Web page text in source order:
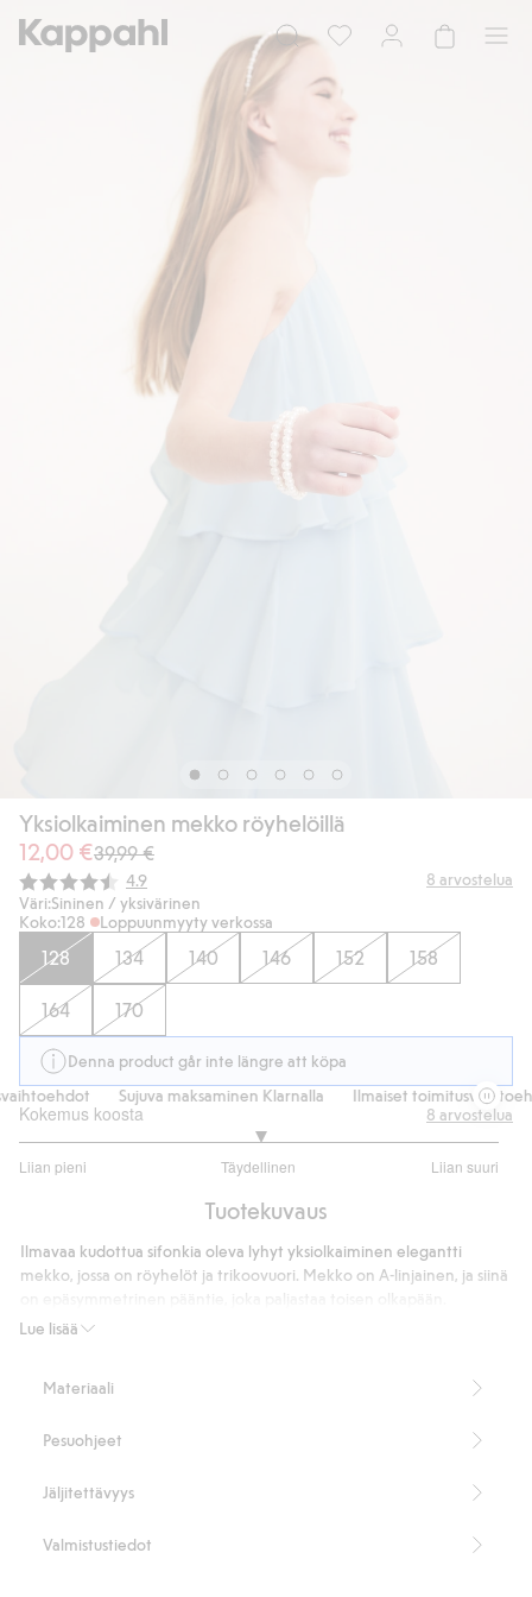
Yksiolkaiminen mekko röyhelöillä
12,00 €39,99 €
Keskimääräinen luokitus:
4.9 8 arvostelua
Väri:Sininen / yksivärinen
Koko:128 Loppuunmyyty verkossa
128 134 140 146 152 158
164 170
Denna product går inte längre att köpa
Sujuva maksaminen Klarnalla Ilmaiset
Kokemus koosta
Liian pieni Täydellinen Liian suuri
/
ääneen
8 arvostelua
Tuotekuvaus
Lue lisää
Ilmavaa kudottua sifonkia oleva lyhyt yksiolkaiminen elegantti
mekko, jossa on röyhelöt ja trikoovuori. Mekko on A-linjainen, ja siinä
Piilovetoketju sivulla.
Tuotenumero
Materiaali
Pesuohjeet
Jäljitettävyys
Valmistustiedot